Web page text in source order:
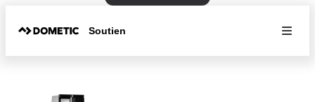
Soutien